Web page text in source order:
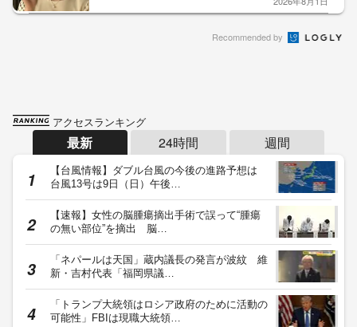
Recommended by
アクセスランキング
最新 24時間 週間
【台風情報】ダブル台風の今後の進路予想は
台風13号は9日（日）午後…
【速報】女性の脳腫瘍摘出手術で誤って“腫瘍
の無い部位”を摘出 脳…
「ネパールは天国」蔵内議長の発言が波紋 維
新・吉村代表「福岡県議…
「トランプ大統領はロシア政府のために活動の
可能性」FBIは現職大統領…